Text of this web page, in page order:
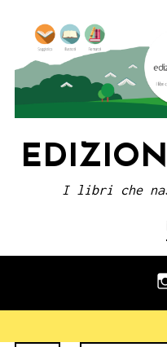
content
I libri che